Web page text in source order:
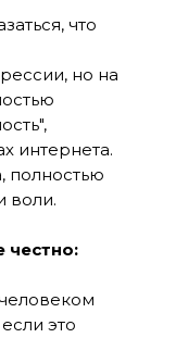
что
но на
интернета.
полностью
воли.
честно:
это